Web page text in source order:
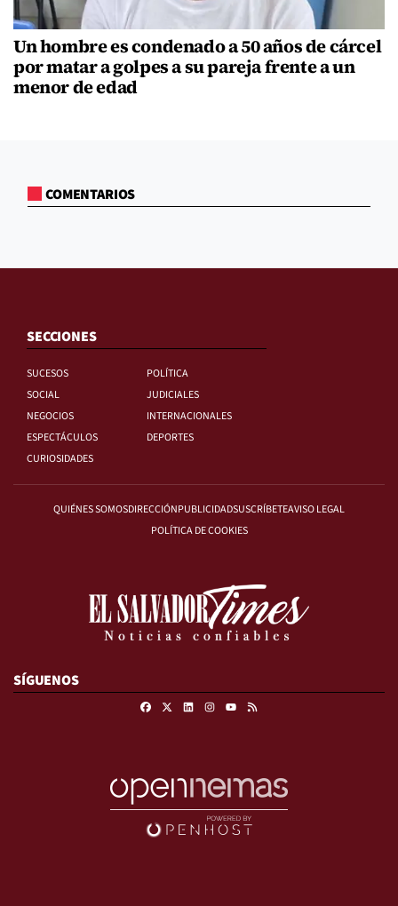
Un hombre es condenado a 50 años de cárcel
por matar a golpes a su pareja frente a un
menor de edad
COMENTARIOS
SECCIONES
SUCESOS
POLÍTICA
SOCIAL
JUDICIALES
NEGOCIOS
INTERNACIONALES
ESPECTÁCULOS
DEPORTES
CURIOSIDADES
QUIÉNES SOMOSDIRECCIÓNPUBLICIDADSUSCRÍBETEAVISO LEGAL
POLÍTICA DE COOKIES
SÍGUENOS
FacebookLinkedinInstagramRSS